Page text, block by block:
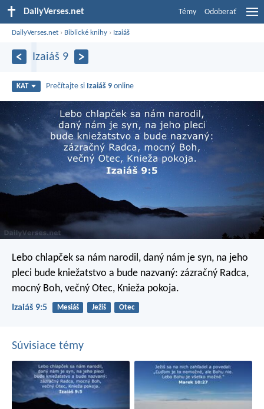
DailyVerses.net Témy Odoberať
DailyVerses.net › Biblické knihy › Izaiáš
Izaiáš 9
KAT Prečítajte si Izaiáš 9 online
Lebo chlapček sa nám narodil, daný nám je syn, na jeho
pleci bude kniežatstvo a bude nazvaný: zázračný Radca,
mocný Boh, večný Otec, Knieža pokoja.
Izaiáš 9:5 Mesiáš Ježiš Otec
Súvisiace témy